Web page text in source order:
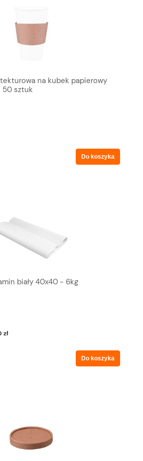
na kubek papierowy
sztuk
Do koszyka
biały 40x40 - 6kg
zł
Do koszyka